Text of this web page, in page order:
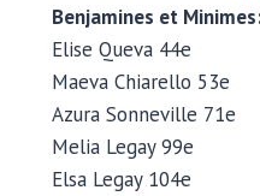
Benjamines et
Elise Queva 44e
Maeva Chiarello 53e
Azura Sonneville 71e
Melia Legay 99e
Elsa Legay 104e